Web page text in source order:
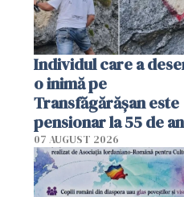
Individul care a
o inimă pe
Transfăgărășan este
pensionar la 55 de
Poliția l-a identificat
07 AUGUST 2026